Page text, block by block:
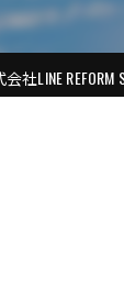
LINE REFORM